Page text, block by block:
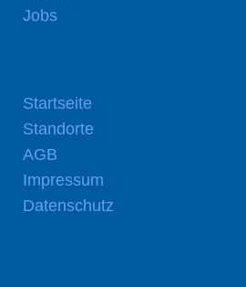
Jobs
Startseite
Standorte
AGB
Impressum
Datenschutz